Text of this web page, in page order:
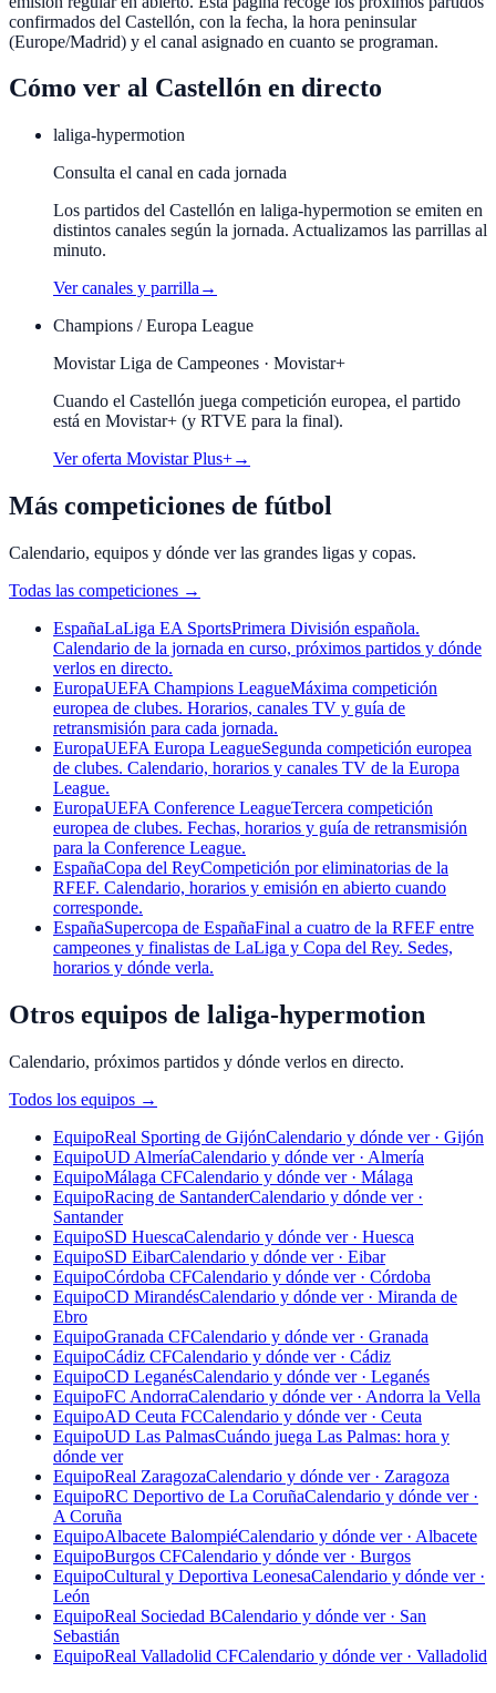
confirmados del Castellón, con la fecha, la hora peninsular
(Europe/Madrid) y el canal asignado en cuanto se programan.
Cómo ver al Castellón en directo
laliga-hypermotion
Consulta el canal en cada jornada
Los partidos del Castellón en laliga-hypermotion se emiten en
distintos canales según la jornada. Actualizamos las parrillas al
minuto.
Ver canales y parrilla →
Champions / Europa League
Movistar Liga de Campeones · Movistar+
Cuando el Castellón juega competición europea, el partido
está en Movistar+ (y RTVE para la final).
Ver oferta Movistar Plus+→
Más competiciones de fútbol
Calendario, equipos y dónde ver las grandes ligas y copas.
Todas las competiciones →
EspañaLaLiga EA SportsPrimera División española.
Calendario de la jornada en curso, próximos partidos y dónde
verlos en directo.
EuropaUEFA Champions LeagueMáxima competición
europea de clubes. Horarios, canales TV y guía de
retransmisión para cada jornada.
EuropaUEFA Europa LeagueSegunda competición europea
de clubes. Calendario, horarios y canales TV de la Europa
League.
EuropaUEFA Conference LeagueTercera competición
europea de clubes. Fechas, horarios y guía de retransmisión
para la Conference League.
EspañaCopa del ReyCompetición por eliminatorias de la
RFEF. Calendario, horarios y emisión en abierto cuando
corresponde.
EspañaSupercopa de EspañaFinal a cuatro de la RFEF entre
campeones y finalistas de LaLiga y Copa del Rey. Sedes,
horarios y dónde verla.
Otros equipos de laliga-hypermotion
Calendario, próximos partidos y dónde verlos en directo.
Todos los equipos →
EquipoReal Sporting de GijónCalendario y dónde ver · Gijón
EquipoUD AlmeríaCalendario y dónde ver · Almería
EquipoMálaga CFCalendario y dónde ver · Málaga
EquipoRacing de SantanderCalendario y dónde ver ·
Santander
EquipoSD HuescaCalendario y dónde ver · Huesca
EquipoSD EibarCalendario y dónde ver · Eibar
EquipoCórdoba CFCalendario y dónde ver · Córdoba
EquipoCD MirandésCalendario y dónde ver · Miranda de
Ebro
EquipoGranada CFCalendario y dónde ver · Granada
EquipoCádiz CFCalendario y dónde ver · Cádiz
EquipoCD LeganésCalendario y dónde ver · Leganés
EquipoFC AndorraCalendario y dónde ver · Andorra la Vella
EquipoAD Ceuta FCCalendario y dónde ver · Ceuta
EquipoUD Las PalmasCuándo juega Las Palmas: hora y
dónde ver
EquipoReal ZaragozaCalendario y dónde ver · Zaragoza
EquipoRC Deportivo de La CoruñaCalendario y dónde ver ·
A Coruña
EquipoAlbacete BalompiéCalendario y dónde ver · Albacete
EquipoBurgos CFCalendario y dónde ver · Burgos
EquipoCultural y Deportiva LeonesaCalendario y dónde ver ·
León
EquipoReal Sociedad BCalendario y dónde ver · San
Sebastián
EquipoReal Valladolid CFCalendario y dónde ver · Valladolid